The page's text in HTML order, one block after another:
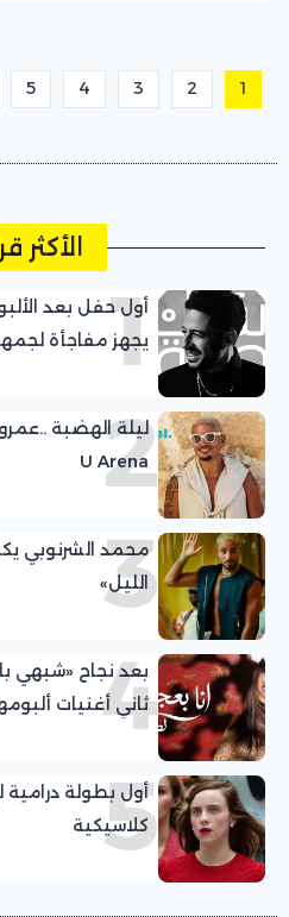
1
2
3
4
5
الأكثر
1
أول حفل بعد
يجهز مفاجأة
2
ليلة الهضبة
U Arena
3
محمد الشرنوبي
الليل»
4
بعد نجاح «شبهي
ثاني أغنيات
5
أول بطولة درامية
كلاسيكية